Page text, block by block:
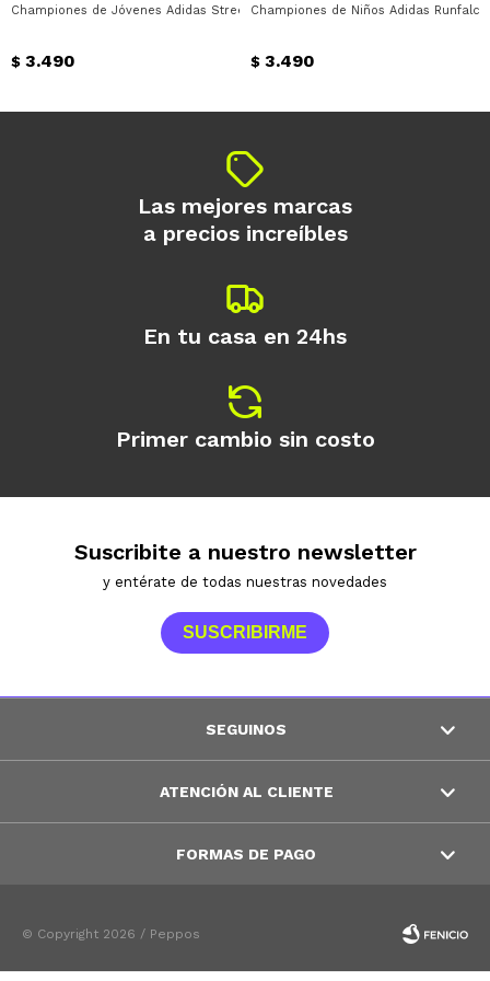
Championes de Jóvenes Adidas Streettalk Adidas - Blanco - Negro
$ 3.490
Championes de Niños Adidas
$ 3.490
Las mejores marcas
a precios increíbles
En tu casa en 24hs
Primer cambio sin costo
Suscribite a nuestro newsletter
y entérate de todas nuestras novedades
SUSCRIBIRME
SEGUINOS
ATENCIÓN AL CLIENTE
FORMAS DE PAGO
© Copyright 2026 / Peppos
Día Mes Año
Continuar